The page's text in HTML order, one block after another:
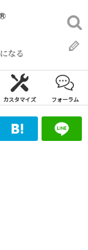
なる
検
索:
カスタマイズ フォーラム